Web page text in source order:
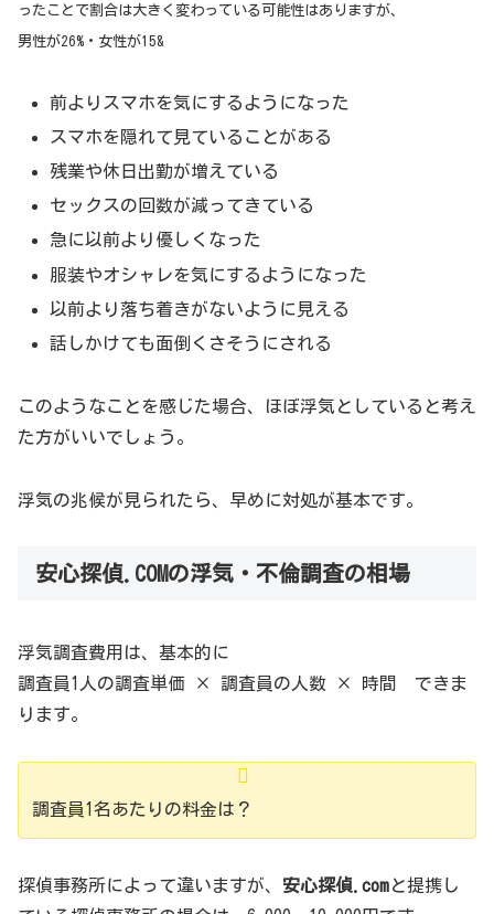
ったことで割合は大きく変わっている可能性はありますが、
男性が26%・女性が15&
前よりスマホを気にするようになった
スマホを隠れて見ていることがある
残業や休日出勤が増えている
セックスの回数が減ってきている
急に以前より優しくなった
服装やオシャレを気にするようになった
以前より落ち着きがないように見える
話しかけても面倒くさそうにされる
このようなことを感じた場合、ほぼ浮気としていると考え
た方がいいでしょう。
浮気の兆候が見られたら、早めに対処が基本です。
安心探偵.COMの浮気・不倫調査の相場
浮気調査費用は、基本的に
調査員1人の調査単価 × 調査員の人数 × 時間 できま
ります。
調査員1名あたりの料金は？
探偵事務所によって違いますが、 安心探偵.comと提携し